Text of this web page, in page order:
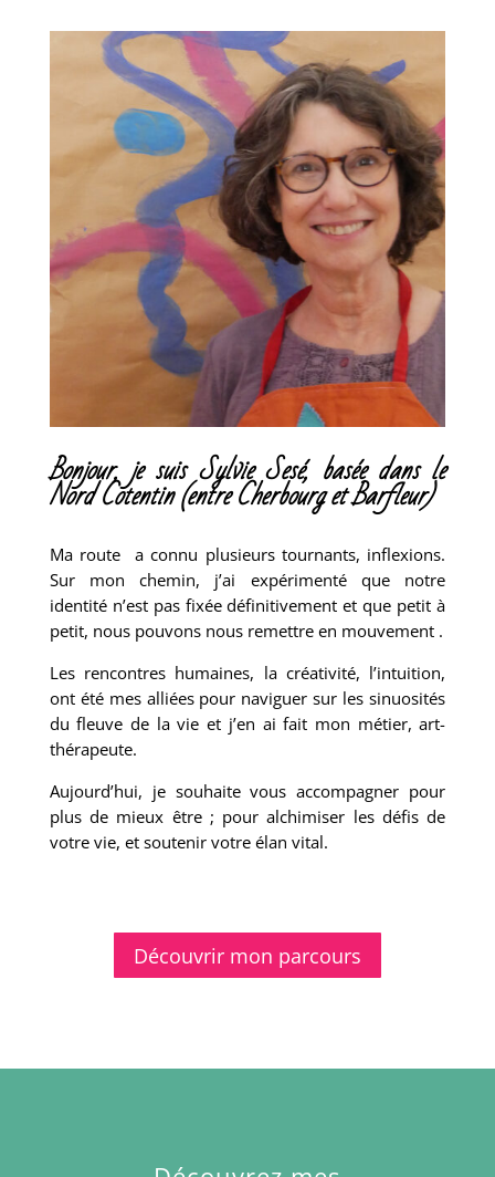
Bonjour, je suis Sylvie Sesé, basée dans le
Nord Cotentin (entre Cherbourg et Barfleur)
Ma route a connu plusieurs tournants, inflexions.
Sur mon chemin, j’ai expérimenté que notre
identité n’est pas fixée définitivement et que petit à
petit, nous pouvons nous remettre en mouvement .
Les rencontres humaines, la créativité, l’intuition,
ont été mes alliées pour naviguer sur les sinuosités
du fleuve de la vie et j’en ai fait mon métier, art-
thérapeute.
Aujourd’hui, je souhaite vous accompagner pour
plus de mieux être ; pour alchimiser les défis de
votre vie, et soutenir votre élan vital.
Découvrir mon parcours